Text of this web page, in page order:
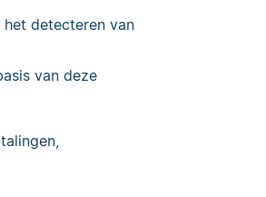
detecteren van
van deze